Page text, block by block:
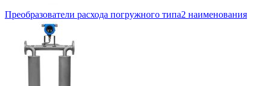
Преобразователи расхода погружного типа2 наименования